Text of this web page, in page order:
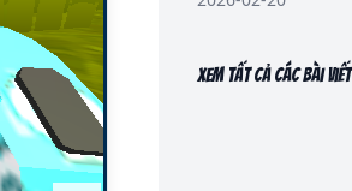
Xem tất cả các bài viết